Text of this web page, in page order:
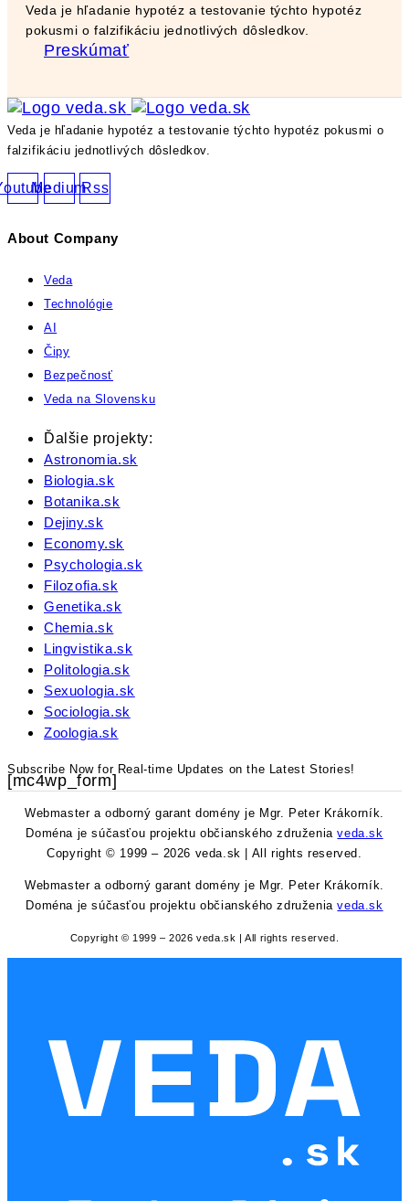
Veda je hľadanie hypotéz a testovanie týchto hypotéz
pokusmi o falzifikáciu jednotlivých dôsledkov.
Preskúmať
Veda je hľadanie hypotéz a testovanie týchto hypotéz pokusmi o
falzifikáciu jednotlivých dôsledkov.
MediumRss
About Company
Veda
Technológie
AI
Čipy
Bezpečnosť
Veda na Slovensku
Ďalšie projekty:
Astronomia.sk
Biologia.sk
Botanika.sk
Dejiny.sk
Economy.sk
Psychologia.sk
Filozofia.sk
Genetika.sk
Chemia.sk
Lingvistika.sk
Politologia.sk
Sexuologia.sk
Sociologia.sk
Zoologia.sk
Subscribe Now for Real-time Updates on the Latest Stories!
[mc4wp_form]
Webmaster a odborný garant domény je Mgr. Peter Krákorník.
Doména je súčasťou projektu občianského združeniaveda.sk
Copyright © 1999 – 2026 veda.sk | All rights reserved.
Webmaster a odborný garant domény je Mgr. Peter Krákorník.
Doména je súčasťou projektu občianského združeniaveda.sk
Copyright © 1999 – 2026 veda.sk | All rights reserved.